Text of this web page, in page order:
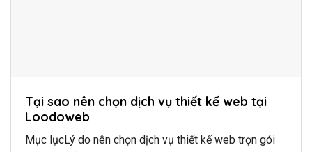
Tại sao nên chọn dịch vụ thiết kế web tại
Loodoweb
Mục lụcLý do nên chọn dịch vụ thiết kế web trọn gói